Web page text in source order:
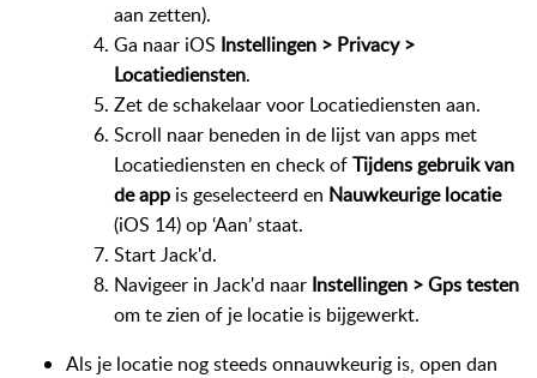
aan zetten).
Ga naar iOS Instellingen > Privacy >
Locatiediensten.
Zet de schakelaar voor Locatiediensten aan.
Scroll naar beneden in de lijst van apps met
Locatiediensten en check ofTijdens gebruik van
de app is geselecteerd en Nauwkeurige locatie
(iOS 14) op ‘Aan’ staat.
Start Jack'd.
Navigeer in Jack'd naar Instellingen > Gps testen
om te zien of je locatie is bijgewerkt.
Als je locatie nog steeds onnauwkeurig is, open dan